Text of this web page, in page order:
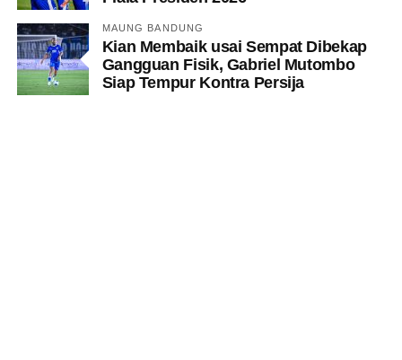
MAUNG BANDUNG
Kian Membaik usai Sempat Dibekap
Gangguan Fisik, Gabriel Mutombo
Siap Tempur Kontra Persija